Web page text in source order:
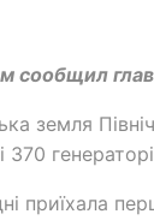
сообщил
земля
370
приїхала